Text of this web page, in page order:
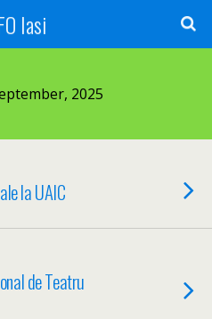
Iasi
2025
la UAIC
de Teatru